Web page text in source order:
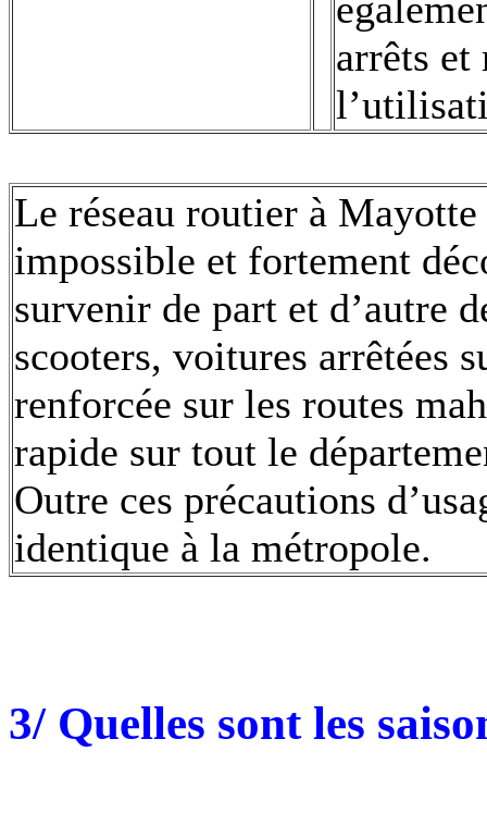
arrêts et
Le réseau routier à
impossible et fortement
survenir de part et d’autre
scooters, voitures arrêtées
renforcée sur les routes
rapide sur tout le
Outre ces précautions
identique à la métropole.
3/ Quelles sont les